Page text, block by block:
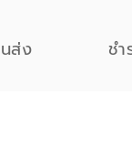
ส่ง ชำ